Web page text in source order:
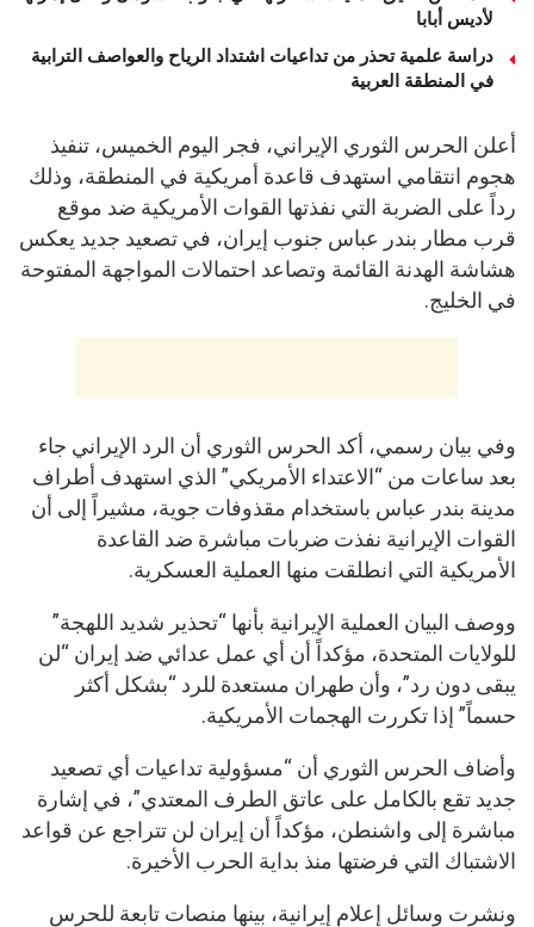
لأديس أبابا
دراسة علمية تحذر من تداعيات اشتداد الرياح والعواصف الترابية
في المنطقة العربية
أعلن الحرس الثوري الإيراني، فجر اليوم الخميس، تنفيذ
هجوم انتقامي استهدف قاعدة أمريكية في المنطقة، وذلك
رداً على الضربة التي نفذتها القوات الأمريكية ضد موقع
قرب مطار بندر عباس جنوب إيران، في تصعيد جديد يعكس
هشاشة الهدنة القائمة وتصاعد احتمالات المواجهة المفتوحة
في الخليج.
وفي بيان رسمي، أكد الحرس الثوري أن الرد الإيراني جاء
بعد ساعات من “الاعتداء الأمريكي” الذي استهدف أطراف
مدينة بندر عباس باستخدام مقذوفات جوية، مشيراً إلى أن
القوات الإيرانية نفذت ضربات مباشرة ضد القاعدة
الأمريكية التي انطلقت منها العملية العسكرية.
ووصف البيان العملية الإيرانية بأنها “تحذير شديد اللهجة”
للولايات المتحدة، مؤكداً أن أي عمل عدائي ضد إيران “لن
يبقى دون رد”، وأن طهران مستعدة للرد “بشكل أكثر
حسماً” إذا تكررت الهجمات الأمريكية.
وأضاف الحرس الثوري أن “مسؤولية تداعيات أي تصعيد
جديد تقع بالكامل على عاتق الطرف المعتدي”، في إشارة
مباشرة إلى واشنطن، مؤكداً أن إيران لن تتراجع عن قواعد
الاشتباك التي فرضتها منذ بداية الحرب الأخيرة.
ونشرت وسائل إعلام إيرانية، بينها منصات تابعة للحرس